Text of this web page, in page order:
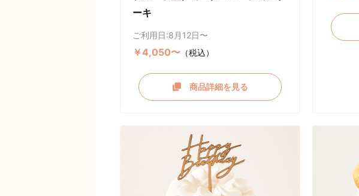
ーキ
ご利用日:8月12日〜
￥4,050〜 （税込）
商品詳細を見る